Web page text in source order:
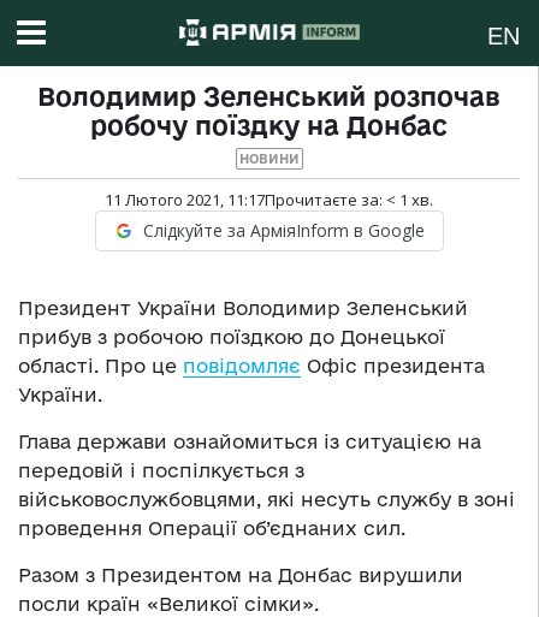
EN
Володимир Зеленський розпочав
робочу поїздку на Донбас
НОВИНИ
11 Лютого 2021, 11:17Прочитаєте за: < 1 хв.
Слідкуйте за АрміяInform в Google
Президент України Володимир Зеленський
прибув з робочою поїздкою до Донецької
області. Про це повідомляє Офіс президента
України.
Глава держави ознайомиться із ситуацією на
передовій і поспілкується з
військовослужбовцями, які несуть службу в зоні
проведення Операції об’єднаних сил.
Разом з Президентом на Донбас вирушили
посли країн «Великої сімки».